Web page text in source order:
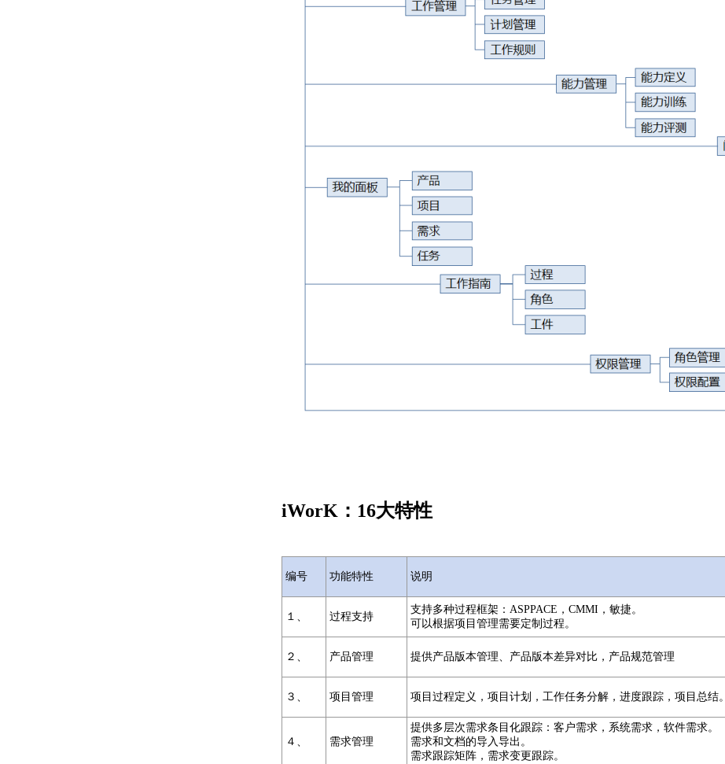
iWorK：16大特性
编号 功能特性 说明
１、 过程支持
支持多种过程框架：ASPPACE，CMMI，敏捷。
可以根据项目管理需要定制过程。
２、 产品管理 提供产品版本管理、产品版本差异对比，产品规范管理
３、 项目管理 项目过程定义，项目计划，工作任务分解，进度跟踪，项目总结。
４、 需求管理
提供多层次需求条目化跟踪：客户需求，系统需求，软件需求。
需求和文档的导入导出。
需求跟踪矩阵，需求变更跟踪。